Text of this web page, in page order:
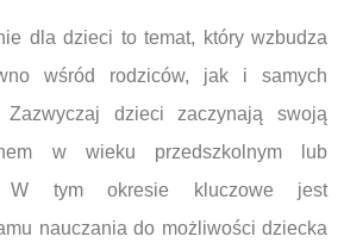
dla dzieci to temat, który wzbudza
wśród rodziców, jak i samych
Zazwyczaj dzieci zaczynają swoją
w wieku przedszkolnym lub
W tym okresie kluczowe jest
nauczania do możliwości dziecka